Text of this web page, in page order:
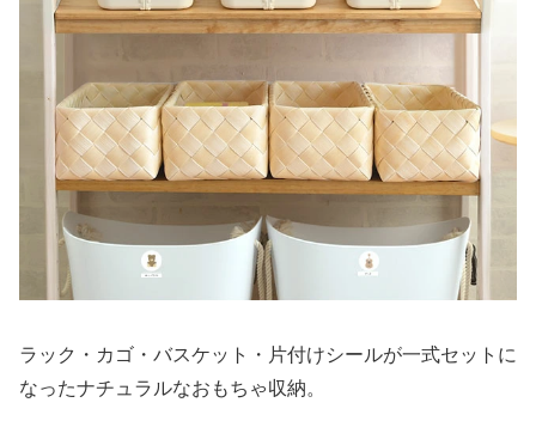
ラック・カゴ・バスケット・片付けシールが一式セットに
なったナチュラルなおもちゃ収納。